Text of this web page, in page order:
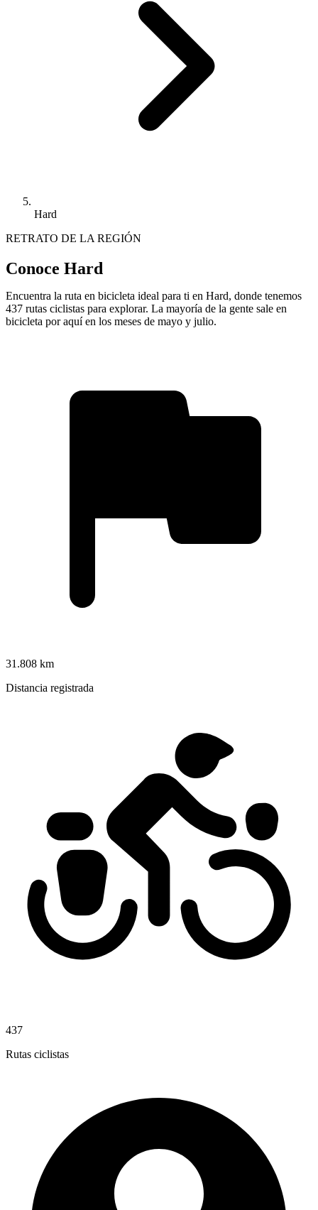
Hard
RETRATO DE LA REGIÓN
Conoce Hard
Encuentra la ruta en bicicleta ideal para ti en Hard, donde tenemos
437 rutas ciclistas para explorar. La mayoría de la gente sale en
bicicleta por aquí en los meses de mayo y julio.
31.808 km
Distancia registrada
437
Rutas ciclistas